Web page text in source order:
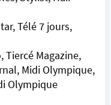
Télé 7 jours,
Tiercé Magazine,
Midi Olympique,
Olympique